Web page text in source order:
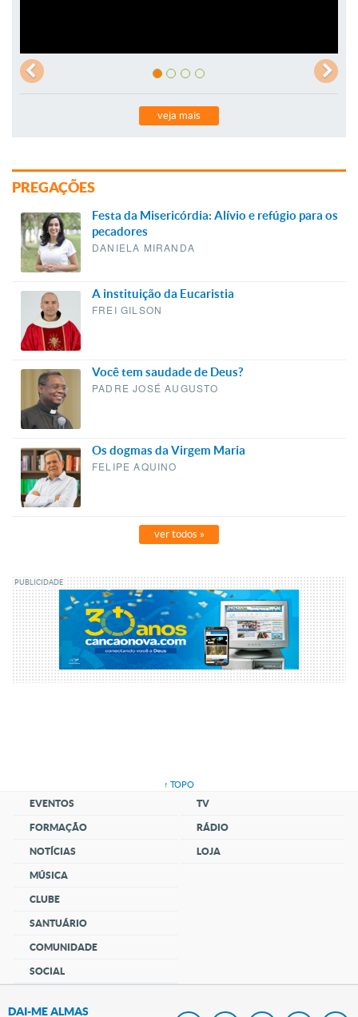
veja mais
PREGAÇÕES
Festa da Misericórdia: Alívio e refúgio para os
pecadores
DANIELA MIRANDA
A instituição da Eucaristia
FREI GILSON
Você tem saudade de Deus?
PADRE JOSÉ AUGUSTO
Os dogmas da Virgem Maria
FELIPE AQUINO
ver todos »
PUBLICIDADE
↑ TOPO
EVENTOS
FORMAÇÃO
NOTÍCIAS
MÚSICA
CLUBE
SANTUÁRIO
COMUNIDADE
SOCIAL
TV
RÁDIO
LOJA
DAI-ME ALMAS